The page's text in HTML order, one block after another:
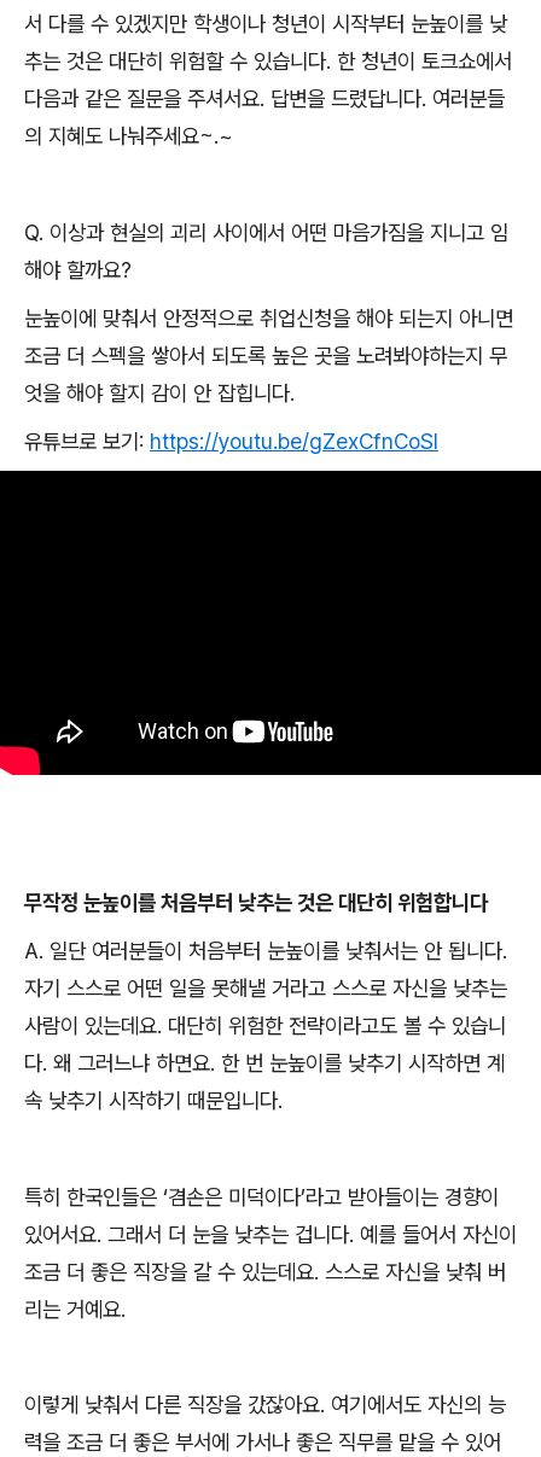
서 다를 수 있겠지만 학생이나 청년이 시작부터 눈높이를 낮
추는 것은 대단히 위험할 수 있습니다. 한 청년이 토크쇼에서
다음과 같은 질문을 주셔서요. 답변을 드렸답니다. 여러분들
의 지혜도 나눠주세요~.~
Q. 이상과 현실의 괴리 사이에서 어떤 마음가짐을 지니고 임
해야 할까요?
눈높이에 맞춰서 안정적으로 취업신청을 해야 되는지 아니면
조금 더 스펙을 쌓아서 되도록 높은 곳을 노려봐야하는지 무
엇을 해야 할지 감이 안 잡힙니다.
유튜브로 보기: https://youtu.be/gZexCfnCoSI
무작정 눈높이를 처음부터 낮추는 것은 대단히 위험합니다
A. 일단 여러분들이 처음부터 눈높이를 낮춰서는 안 됩니다.
자기 스스로 어떤 일을 못해낼 거라고 스스로 자신을 낮추는
사람이 있는데요. 대단히 위험한 전략이라고도 볼 수 있습니
다. 왜 그러느냐 하면요. 한 번 눈높이를 낮추기 시작하면 계
속 낮추기 시작하기 때문입니다.
특히 한국인들은 ‘겸손은 미덕이다’라고 받아들이는 경향이
있어서요. 그래서 더 눈을 낮추는 겁니다. 예를 들어서 자신이
조금 더 좋은 직장을 갈 수 있는데요. 스스로 자신을 낮춰 버
리는 거예요.
이렇게 낮춰서 다른 직장을 갔잖아요. 여기에서도 자신의 능
력을 조금 더 좋은 부서에 가서나 좋은 직무를 맡을 수 있어